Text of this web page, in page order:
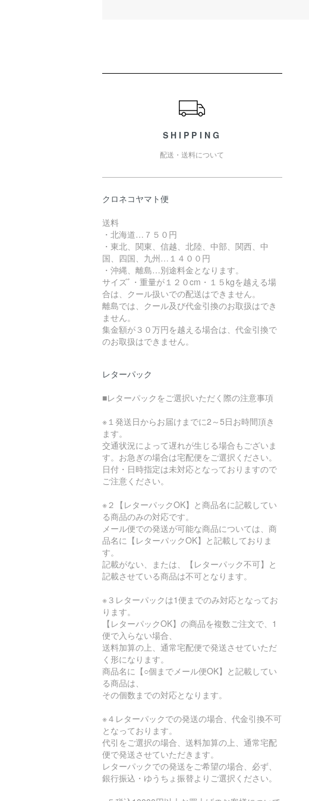
SHIPPING
配送・送料について
クロネコヤマト便
送料
・北海道…７５０円
・東北、関東、信越、北陸、中部、関西、中
国、四国、九州…１４００円
・沖縄、離島…別途料金となります。
サイズﾞ・重量が１２０cm・１５kgを越える場
合は、クール扱いでの配送はできません。
離島では、クール及び代金引換のお取扱はでき
ません。
集金額が３０万円を越える場合は、代金引換で
のお取扱はできません。
レターパック
■レターパックをご選択いただく際の注意事項
※１発送日からお届けまでに2～5日お時間頂き
ます。
交通状況によって遅れが生じる場合もございま
す。お急ぎの場合は宅配便をご選択ください。
日付・日時指定は未対応となっておりますので
ご注意ください。
※２【レターパックOK】と商品名に記載してい
る商品のみの対応です。
メール便での発送が可能な商品については、商
品名に【レターパックOK】と記載しておりま
す。
記載がない、または、【レターパック不可】と
記載させている商品は不可となります。
※３レターパックは1便までのみ対応となってお
ります。
【レターパックOK】の商品を複数ご注文で、1
便で入らない場合、
送料加算の上、通常宅配便で発送させていただ
く形になります。
商品名に【○個までメール便OK】と記載してい
る商品は、
その個数までの対応となります。
※４レターパックでの発送の場合、代金引換不可
となっております。
代引をご選択の場合、送料加算の上、通常宅配
便で発送させていただきます。
レターパックでの発送をご希望の場合、必ず、
銀行振込・ゆうちょ振替よりご選択ください。